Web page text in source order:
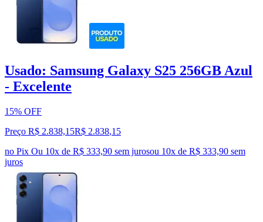
Usado: Samsung Galaxy S25 256GB Azul
- Excelente
15% OFF
Preço R$ 2.838,15R$ 2.838,15
no Pix Ou 10x de R$ 333,90 sem jurosou 10x de R$ 333,90 sem
juros